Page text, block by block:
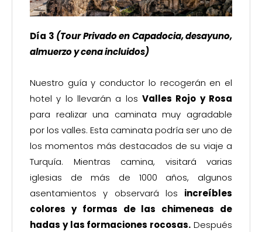
Día 3 (Tour Privado en Capadocia,desayuno,
almuerzo y cena incluidos)
Nuestro guía y conductor lo recogerán en el
hotel y lo llevarán a los Valles Rojo y Rosa
para realizar una caminata muy agradable
por los valles. Esta caminata podría ser uno de
los momentos más destacados de su viaje a
Turquía. Mientras camina, visitará varias
iglesias de más de 1000 años, algunos
asentamientos y observará los increíbles
colores y formas de las chimeneas de
hadas y las formaciones rocosas. Después